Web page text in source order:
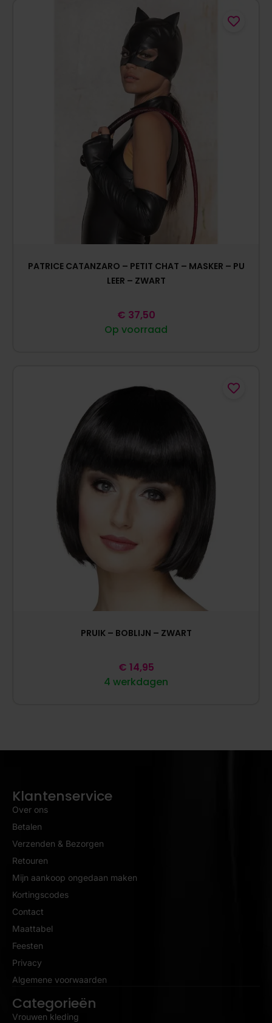
PATRICE CATANZARO – PETIT CHAT – MASKER – PU
LEER – ZWART
Op voorraad
€ 37,50
PRUIK – BOBLIJN – ZWART
4 werkdagen
€ 14,95
Klantenservice
Over ons
Betalen
Verzenden & Bezorgen
Retouren
Mijn aankoop ongedaan maken
Kortingscodes
Contact
Maattabel
Feesten
Privacy
Algemene voorwaarden
Categorieën
Vrouwen kleding